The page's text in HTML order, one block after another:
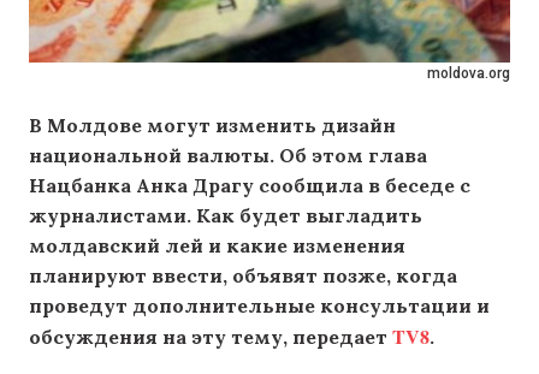
moldova.org
В Молдове могут изменить дизайн
национальной валюты. Об этом глава
Нацбанка Анка Драгу сообщила в беседе с
журналистами. Как будет выгладить
молдавский лей и какие изменения
планируют ввести, объявят позже, когда
проведут дополнительные консультации и
обсуждения на эту тему, передает TV8.